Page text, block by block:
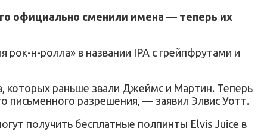
официально сменили имена — теперь их
рок-н-ролла» в названии IPA с грейпфрутами и
которых раньше звали Джеймс и Мартин. Теперь
письменного разрешения, — заявил Элвис Уотт.
получить бесплатные полпинты Elvis Juice в